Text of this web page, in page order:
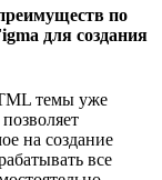
по
для создания
темы уже
на создание
все